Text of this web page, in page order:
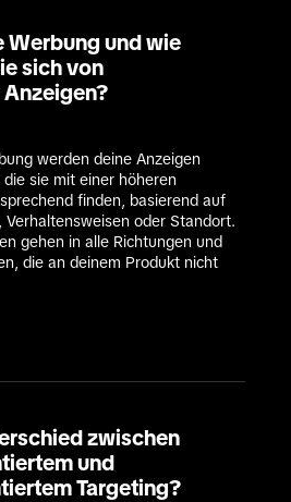
Werbung und wie
sich von
werden deine Anzeigen
sie mit einer höheren
finden, basierend auf
oder Standort.
gehen in alle Richtungen und
die an deinem Produkt nicht
zwischen
und
Targeting?